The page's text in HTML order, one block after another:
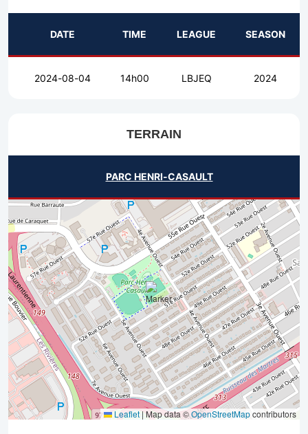
DATE TIME LEAGUE SEASON
2024-08-04 14h00 LBJEQ 2024
TERRAIN
PARC HENRI-CASAULT
Leaflet|Map data ©OpenStreetMapcontributors